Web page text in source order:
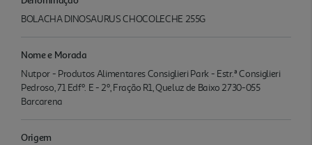
BOLACHA DINOSAURUS CHOCOLECHE 255G
Nome e Morada
Nutpor - Produtos Alimentares Consiglieri Park - Estr.ª Consiglieri
Pedroso, 71 Edfº. E - 2º, Fração R1, Queluz de Baixo 2730-055
Barcarena
Origem